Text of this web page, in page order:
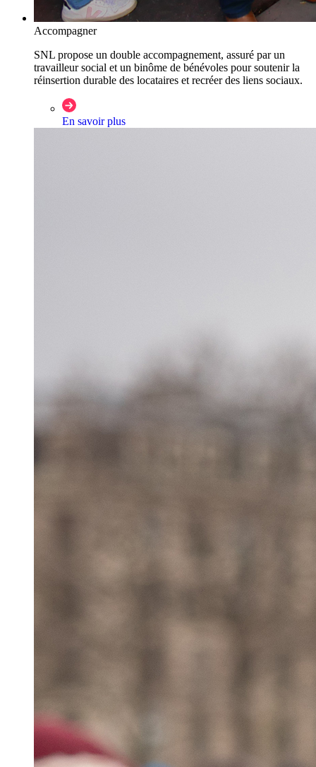
Accompagner
SNL propose un double accompagnement, assuré par un
travailleur social et un binôme de bénévoles pour soutenir la
réinsertion durable des locataires et recréer des liens sociaux.
En savoir plus